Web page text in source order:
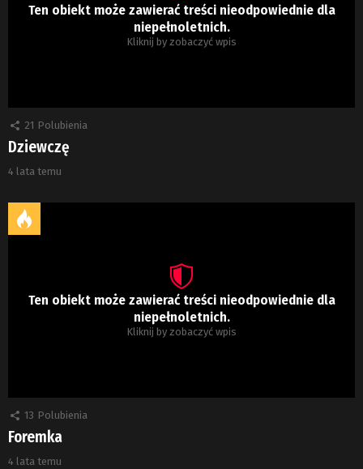
Ten obiekt może zawierać treści nieodpowiednie dla
niepełnoletnich.
Kliknij by zobaczyć wpis
21 Polubienia
Dziewczę
4 lata temu
Ten obiekt może zawierać treści nieodpowiednie dla
niepełnoletnich.
Kliknij by zobaczyć wpis
13 Polubienia
Foremka
4 lata temu